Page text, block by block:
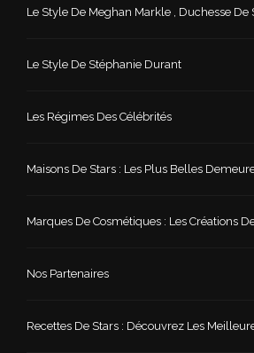
Le Style De Meghan Markle , Duchesse De
Le Style De Stéphanie Durant
Les Régimes Des Célébrités
Maisons De Stars : Les Plus Belles
Marques De Cosmétiques : Les Créations
Nos Partenaires
Recettes De Stars : Découvrez Les